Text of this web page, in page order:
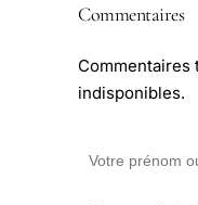
Commentaires
Commentaires
indisponibles.